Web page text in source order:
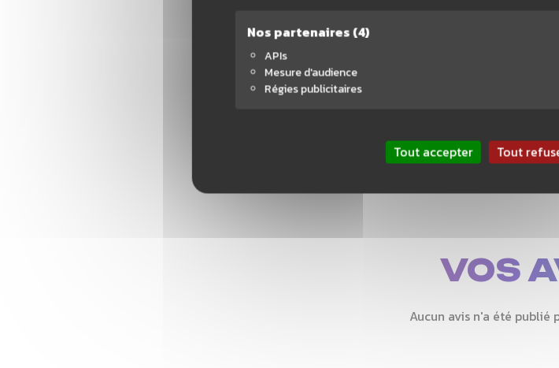
Nos partenaires(4)
APIs
Mesure d'audience
Régies publicitaires
Tout accepter Tout
VOS
Aucun avis n'a été publié